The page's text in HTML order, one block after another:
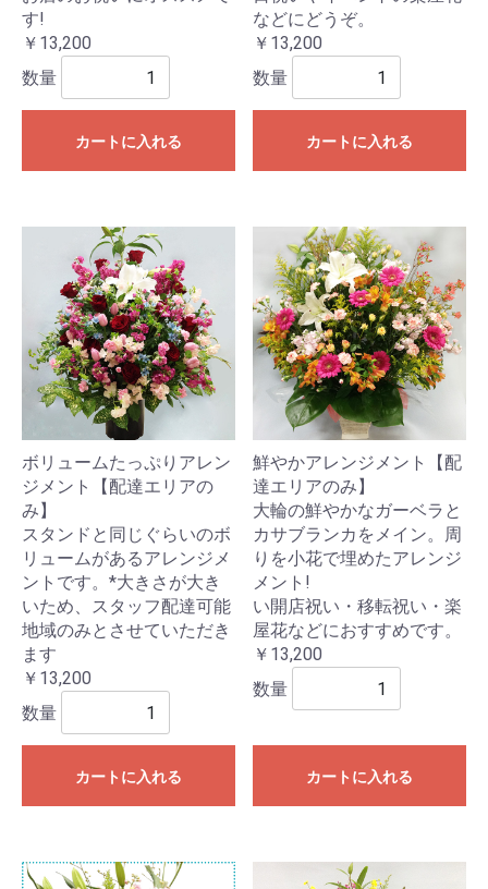
す!
￥13,200
数量
カートに入れる
などにどうぞ。
￥13,200
数量
カートに入れる
ボリュームたっぷりアレン
ジメント【配達エリアの
み】
スタンドと同じぐらいのボ
リュームがあるアレンジメ
ントです。*大きさが大き
いため、スタッフ配達可能
地域のみとさせていただき
ます
￥13,200
数量
カートに入れる
鮮やかアレンジメント【配
達エリアのみ】
大輪の鮮やかなガーベラと
カサブランカをメイン。周
りを小花で埋めたアレンジ
メント!
い開店祝い・移転祝い・楽
屋花などにおすすめです。
￥13,200
数量
カートに入れる